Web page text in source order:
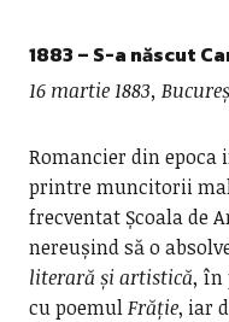
1883 – S-a născut
16 martie 1883,
Romancier din
printre muncitorii
frecventat Școala de
nereușind să o
literară și artistică, în
cu poemulFrăție, iar